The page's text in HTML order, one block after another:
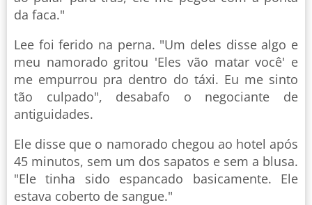
da faca."
Lee foi ferido na perna. "Um deles disse algo e
meu namorado gritou 'Eles vão matar você' e
me empurrou pra dentro do táxi. Eu me sinto
tão culpado", desabafo o negociante de
antiguidades.
Ele disse que o namorado chegou ao hotel após
45 minutos, sem um dos sapatos e sem a blusa.
"Ele tinha sido espancado basicamente. Ele
estava coberto de sangue."